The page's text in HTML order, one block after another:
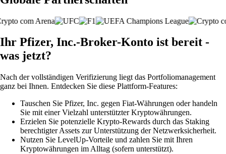
Ihr Pfizer, Inc.-Broker-Konto ist bereit -
was jetzt?
Nach der vollständigen Verifizierung liegt das Portfoliomanagement
ganz bei Ihnen. Entdecken Sie diese Plattform-Features:
Tauschen Sie Pfizer, Inc. gegen Fiat-Währungen oder handeln
Sie mit einer Vielzahl unterstützter Kryptowährungen.
Erzielen Sie potenzielle Krypto-Rewards durch das Staking
berechtigter Assets zur Unterstützung der Netzwerksicherheit.
Nutzen Sie LevelUp-Vorteile und zahlen Sie mit Ihren
Kryptowährungen im Alltag (sofern unterstützt).